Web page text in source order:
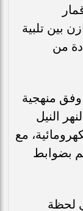
بين تلبية
من
منهجية
النيل
مع
بضوابط
لحظة